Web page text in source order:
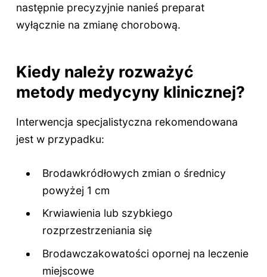
następnie precyzyjnie nanieś preparat
wyłącznie na zmianę chorobową.
Kiedy należy rozważyć
metody medycyny klinicznej?
Interwencja specjalistyczna rekomendowana
jest w przypadku:
Brodawkródłowych zmian o średnicy
powyżej 1 cm
Krwiawienia lub szybkiego
rozprzestrzeniania się
Brodawczakowatości opornej na leczenie
miejscowe